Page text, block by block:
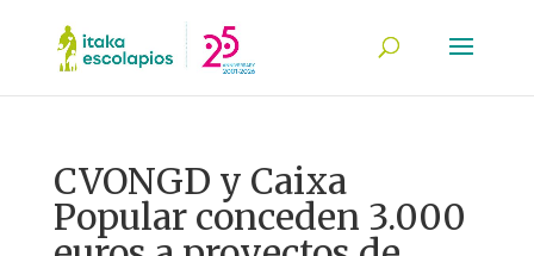
CVONGD y Caixa
Popular conceden 3.000